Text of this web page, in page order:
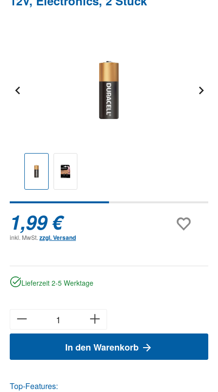
1,99 €
inkl. MwSt. zzgl. Versand
Lieferzeit 2-5 Werktage
In den Warenkorb
Top-Features: